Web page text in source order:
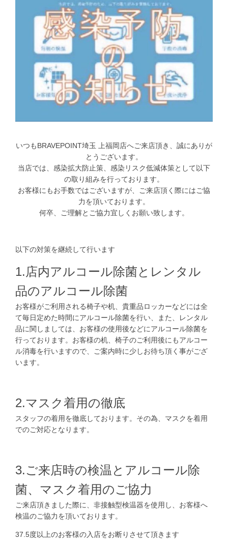
いつもBRAVEPOINT埼玉 上福岡店へご来店頂き、誠にありが
とうございます。
当店では、感染拡大防止策、感染リスク低減体策として以下
の取り組みを行っております。
お客様にもお手数ではございますが、ご来店頂く際にはご協
力を頂いております。
何卒、ご理解とご協力宜しくお願い致します。
以下の対策を継続して行います
1.店内アルコール除菌とレンタル
品のアルコール除菌
お客様がご利用される椅子や机、貴重品ロッカーなどには全
て毎日定めた時間にアルコール除菌を行い、また、レンタル
品に関しましては、お客様の使用後などにアルコール除菌を
行っております。お客様の机、椅子のご利用後にもアルコー
ル消毒を行いますので、ご案内時に少しお待ち頂く事がござ
います。
2.マスク着用の徹底
スタッフの着用を徹底しております。その為、マスクを着用
でのご対応となります。
3.ご来店時の検温とアルコール除
菌、マスク着用のご協力
ご来店頂きました際に、非接触型検温器を使用し、お客様へ
検温のご協力を頂いております。
37.5度以上のお客様の入店をお断りさせて頂きます